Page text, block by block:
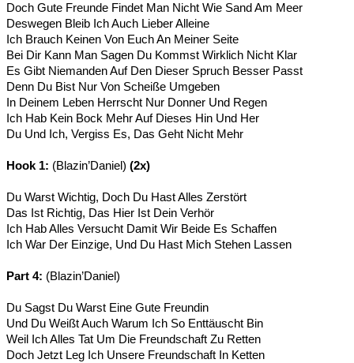
Doch Gute Freunde Findet Man Nicht Wie Sand Am Meer
Deswegen Bleib Ich Auch Lieber Alleine
Ich Brauch Keinen Von Euch An Meiner Seite
Bei Dir Kann Man Sagen Du Kommst Wirklich Nicht Klar
Es Gibt Niemanden Auf Den Dieser Spruch Besser Passt
Denn Du Bist Nur Von Scheiße Umgeben
In Deinem Leben Herrscht Nur Donner Und Regen
Ich Hab Kein Bock Mehr Auf Dieses Hin Und Her
Du Und Ich, Vergiss Es, Das Geht Nicht Mehr
Hook 1: (Blazin’Daniel) (2x)
Du Warst Wichtig, Doch Du Hast Alles Zerstört
Das Ist Richtig, Das Hier Ist Dein Verhör
Ich Hab Alles Versucht Damit Wir Beide Es Schaffen
Ich War Der Einzige, Und Du Hast Mich Stehen Lassen
Part 4: (Blazin’Daniel)
Du Sagst Du Warst Eine Gute Freundin
Und Du Weißt Auch Warum Ich So Enttäuscht Bin
Weil Ich Alles Tat Um Die Freundschaft Zu Retten
Doch Jetzt Leg Ich Unsere Freundschaft In Ketten